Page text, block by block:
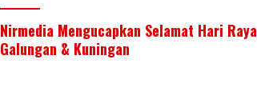
Nirmedia Mengucapkan Selamat Hari Raya
Galungan & Kuningan